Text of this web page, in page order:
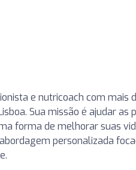
e nutricoach com mais
Sua missão é ajudar
forma de melhorar suas
personalizada